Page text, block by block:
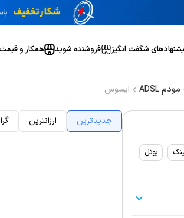
شگفت انگیز فروشنده شوید همکار و
مودم ADSL ایسوس
یوتل
جدیدترین ارزانترین